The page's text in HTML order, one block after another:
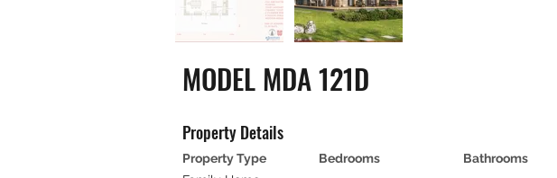
MODEL MDA 121D
Property Details
Property Type Bedrooms
Bathrooms